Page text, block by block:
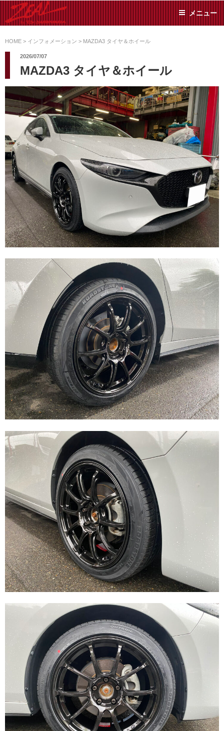
ン
ツ
ス
ッ
プ
SUMIYAMA
た日常メンテから各種チ
ューニングまで、車に関
リーでお任せください!
メニュー
HOME > インフォメーション > MAZDA3 タイヤ＆ホイール
2026/07/07
MAZDA3 タイヤ＆ホイール